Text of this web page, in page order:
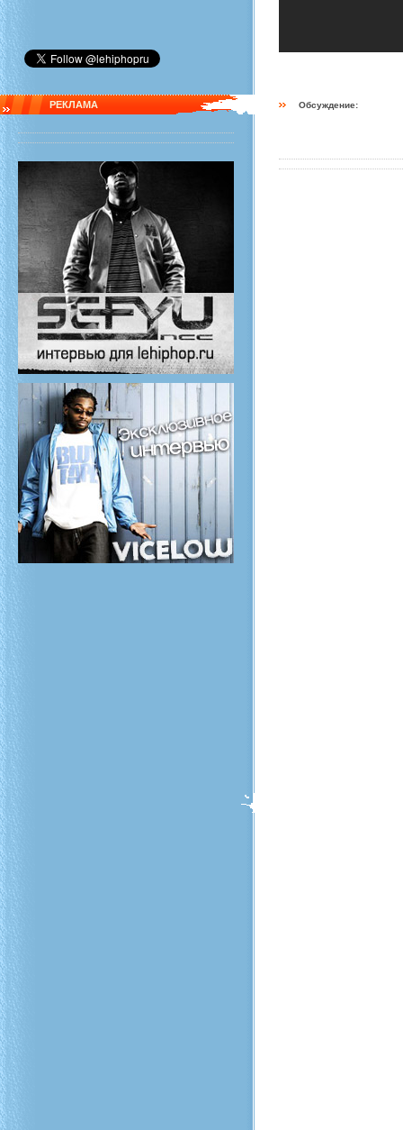
РЕКЛАМА Обсуждение: